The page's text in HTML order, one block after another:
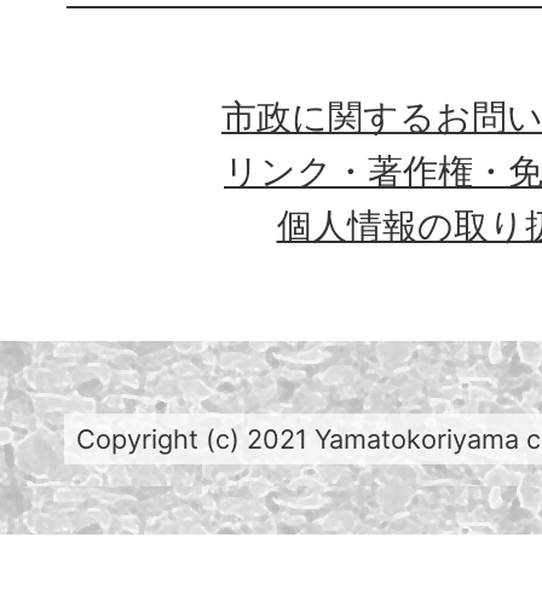
市政に関するお問
リンク・著作権・
個人情報の取り
Copyright (c) 2021 Yamatokoriyama